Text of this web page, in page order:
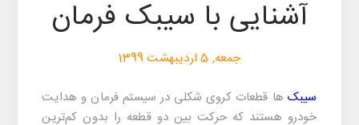
آشنایی با سیبک فرمان
جمعه, 5 اردیبهشت 1399
سیبک ها قطعات کروی شکلی در سیستم فرمان و هدایت
خودرو هستند که حرکت بین دو قطعه را بدون کم‌ترین